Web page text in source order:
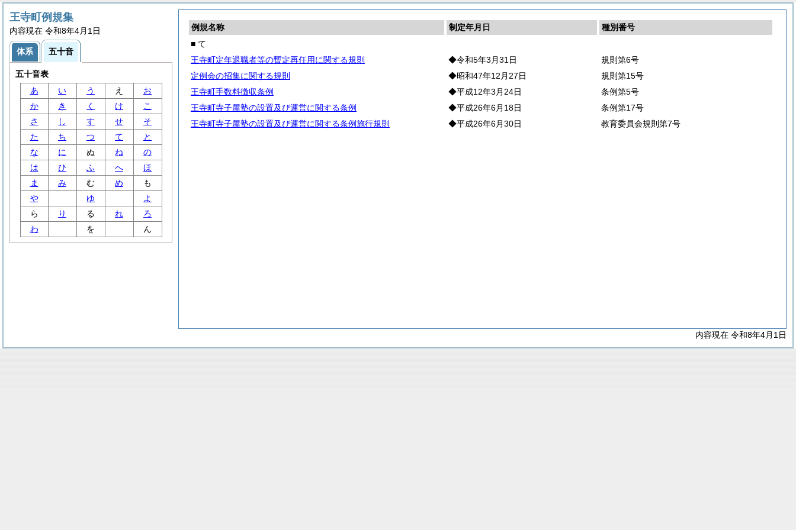
例規名称 制定年月日
種別番号
■ て
王寺町定年退職者等の暫定再任用に関する規則
◆令和5年3月31日
規則第6号
定例会の招集に関する規則
◆昭和47年12月27日
規則第15号
王寺町手数料徴収条例
◆平成12年3月24日
条例第5号
王寺町寺子屋塾の設置及び運営に関する条例
◆平成26年6月18日
条例第17号
王寺町寺子屋塾の設置及び運営に関する条例施行規則
◆平成26年6月30日 教育委員会規則第7号
内容現在 令和8年4月1日
王寺町例規集
内容現在 令和8年4月1日
体系 五十音
五十音表
あ
い う え
お
か
き く け
こ
さ
し す せ
そ
た
ち つ て
と
な
に ぬ ね
の
は
ひ ふ へ
ほ
ま
み む め
も
や
ゆ
よ
ら
り る れ
ろ
わ
を ん